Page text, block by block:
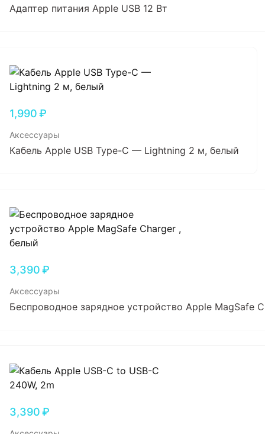
Адаптер питания Apple USB 12 Вт
1,990₽
Аксессуары
Кабель Apple USB Type-C — Lightning 2 м, белый
3,390₽
Аксессуары
Беспроводное зарядное устройство Apple MagSafe
3,390₽